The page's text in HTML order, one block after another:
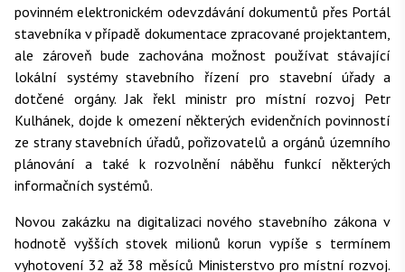
povinném elektronickém odevzdávání dokumentů přes Portál
stavebníka v případě dokumentace zpracované projektantem,
ale zároveň bude zachována možnost používat stávající
lokální systémy stavebního řízení pro stavební úřady a
dotčené orgány. Jak řekl ministr pro místní rozvoj Petr
Kulhánek, dojde k omezení některých evidenčních povinností
ze strany stavebních úřadů, pořizovatelů a orgánů územního
plánování a také k rozvolnění náběhu funkcí některých
informačních systémů.
Novou zakázku na digitalizaci nového stavebního zákona v
hodnotě vyšších stovek milionů korun vypíše s termínem
vyhotovení 32 až 38 měsíců Ministerstvo pro místní rozvoj.